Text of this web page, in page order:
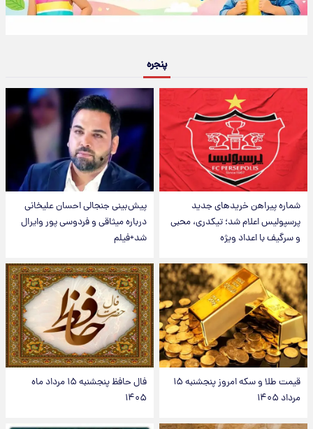
پنجره
شماره پیراهن خریدهای جدید
پرسپولیس اعلام شد؛ تیکدری، محبی
و سرگیف با اعداد ویژه
پیش‌بینی جنجالی احسان علیخانی
درباره میثاقی و فردوسی پور وایرال
شد+فیلم
قیمت طلا و سکه امروز پنجشنبه ۱۵
مرداد ۱۴۰۵
فال حافظ پنجشنبه ۱۵ مرداد ماه
۱۴۰۵